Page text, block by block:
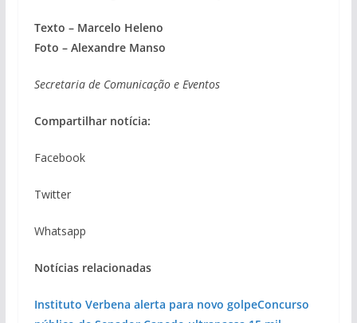
Texto – Marcelo Heleno
Foto – Alexandre Manso
Secretaria de Comunicação e Eventos
Compartilhar notícia:
Facebook
Twitter
Whatsapp
Notícias relacionadas
Instituto Verbena alerta para novo golpeConcurso